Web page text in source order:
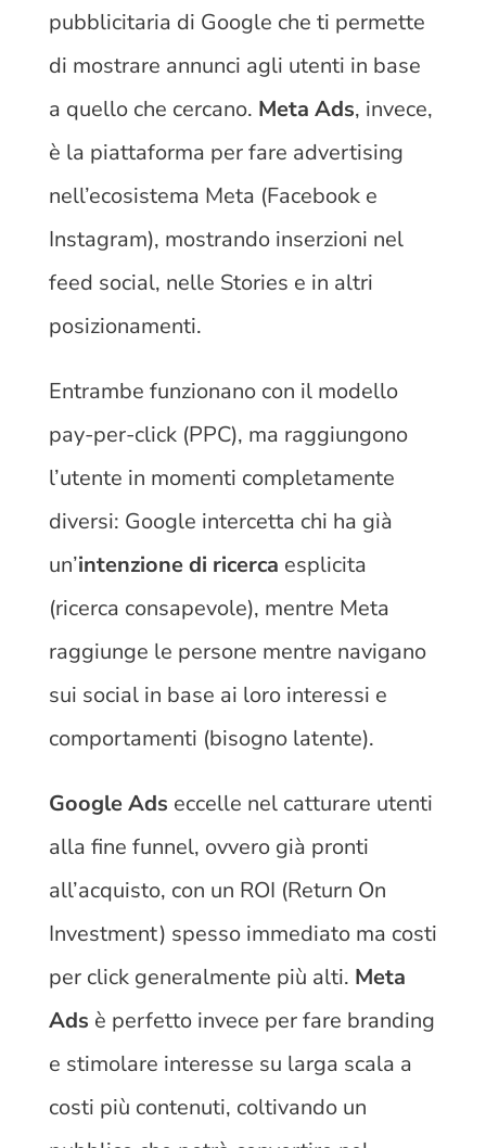
pubblicitaria di Google che ti permette
di mostrare annunci agli utenti in base
a quello che cercano. Meta Ads, invece,
è la piattaforma per fare advertising
nell’ecosistema Meta (Facebook e
Instagram), mostrando inserzioni nel
feed social, nelle Stories e in altri
posizionamenti.
Entrambe funzionano con il modello
pay-per-click (PPC), ma raggiungono
l’utente in momenti completamente
diversi: Google intercetta chi ha già
un’intenzione di ricerca esplicita
(ricerca consapevole), mentre Meta
raggiunge le persone mentre navigano
sui social in base ai loro interessi e
comportamenti (bisogno latente).
Google Ads eccelle nel catturare utenti
alla fine funnel, ovvero già pronti
all’acquisto, con un ROI (Return On
Investment) spesso immediato ma costi
per click generalmente più alti. Meta
Ads è perfetto invece per fare branding
e stimolare interesse su larga scala a
costi più contenuti, coltivando un